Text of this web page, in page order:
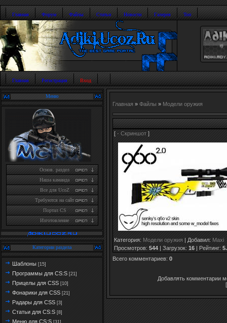
Главная Форум Файлы Статьи Новости Галерея Топ
Главная Регистрация Вход
Меню
Основ. раздел
Наша каманда
Все для UcoZ
Требуются на сайт
Портал CS
Изготовление
Категории раздела
Шаблоны [15]
Программы для CS:S [21]
Прицелы для CSS [10]
Фонарики для CSS [21]
Радары для CSS [3]
Статьи для CS:S [8]
Меню для CS:S [31]
Главная » Файлы » Модели оружия
[ · Скриншот ]
Категория: Модели оружия | Добавил: Maxi
Просмотров: 544 | Загрузок: 16 | Рейтинг:
Всего комментариев: 0
Добавлять комментарии